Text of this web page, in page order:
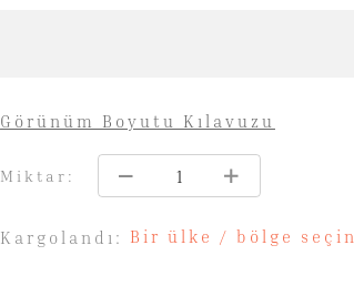
Miktar:
Kargolandı: Bir ülke / bölge seçin
Görünüm Boyutu Kılavuzu